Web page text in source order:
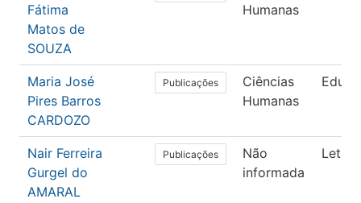
Fátima
Matos de
SOUZA
Humanas
Maria José
Pires Barros
CARDOZO
Publicações
Ciências
Humanas
Nair Ferreira
Gurgel do
AMARAL
Publicações
Não
informada
Letras